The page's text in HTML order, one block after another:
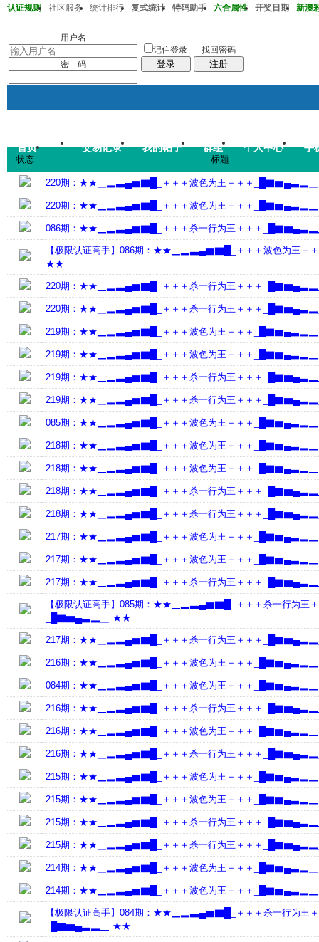
认证规则 社区服务 统计排行 复式统计 特码助手 六合属性 开奖日期
新澳
用户名
密 码
记住登录
登录
找回密码
注册
首页 交易记录 我的帖子 群组 个人中心 手
帖子
码皇总管 说：2026年7月底
状态 标题
220期：★★▁▂▃▄▆▇█_＋＋＋波色为王＋＋＋
220期：★★▁▂▃▄▆▇█_＋＋＋波色为王＋＋＋
086期：★★▁▂▃▄▆▇█_＋＋＋杀一行为王＋＋＋
【极限认证高手】086期：★★▁▂▃▄▆▇█_＋＋＋波色为王
★★
220期：★★▁▂▃▄▆▇█_＋＋＋杀一行为王＋＋＋
220期：★★▁▂▃▄▆▇█_＋＋＋杀一行为王＋＋＋
219期：★★▁▂▃▄▆▇█_＋＋＋波色为王＋＋＋
219期：★★▁▂▃▄▆▇█_＋＋＋波色为王＋＋＋
219期：★★▁▂▃▄▆▇█_＋＋＋杀一行为王＋＋＋
219期：★★▁▂▃▄▆▇█_＋＋＋杀一行为王＋＋＋
085期：★★▁▂▃▄▆▇█_＋＋＋波色为王＋＋＋
218期：★★▁▂▃▄▆▇█_＋＋＋波色为王＋＋＋
218期：★★▁▂▃▄▆▇█_＋＋＋波色为王＋＋＋
218期：★★▁▂▃▄▆▇█_＋＋＋杀一行为王＋＋＋
218期：★★▁▂▃▄▆▇█_＋＋＋杀一行为王＋＋＋
217期：★★▁▂▃▄▆▇█_＋＋＋波色为王＋＋＋
217期：★★▁▂▃▄▆▇█_＋＋＋波色为王＋＋＋
217期：★★▁▂▃▄▆▇█_＋＋＋杀一行为王＋＋＋
【极限认证高手】085期：★★▁▂▃▄▆▇█_＋＋＋杀一行为王
_█▇▆▄▃▂▁ ★★
217期：★★▁▂▃▄▆▇█_＋＋＋杀一行为王＋＋＋
216期：★★▁▂▃▄▆▇█_＋＋＋波色为王＋＋＋
084期：★★▁▂▃▄▆▇█_＋＋＋波色为王＋＋＋
216期：★★▁▂▃▄▆▇█_＋＋＋杀一行为王＋＋＋
216期：★★▁▂▃▄▆▇█_＋＋＋波色为王＋＋＋
216期：★★▁▂▃▄▆▇█_＋＋＋杀一行为王＋＋＋
215期：★★▁▂▃▄▆▇█_＋＋＋波色为王＋＋＋
215期：★★▁▂▃▄▆▇█_＋＋＋波色为王＋＋＋
215期：★★▁▂▃▄▆▇█_＋＋＋杀一行为王＋＋＋
215期：★★▁▂▃▄▆▇█_＋＋＋杀一行为王＋＋＋
214期：★★▁▂▃▄▆▇█_＋＋＋波色为王＋＋＋
214期：★★▁▂▃▄▆▇█_＋＋＋波色为王＋＋＋
【极限认证高手】084期：★★▁▂▃▄▆▇█_＋＋＋杀一行为王
_█▇▆▄▃▂▁ ★★